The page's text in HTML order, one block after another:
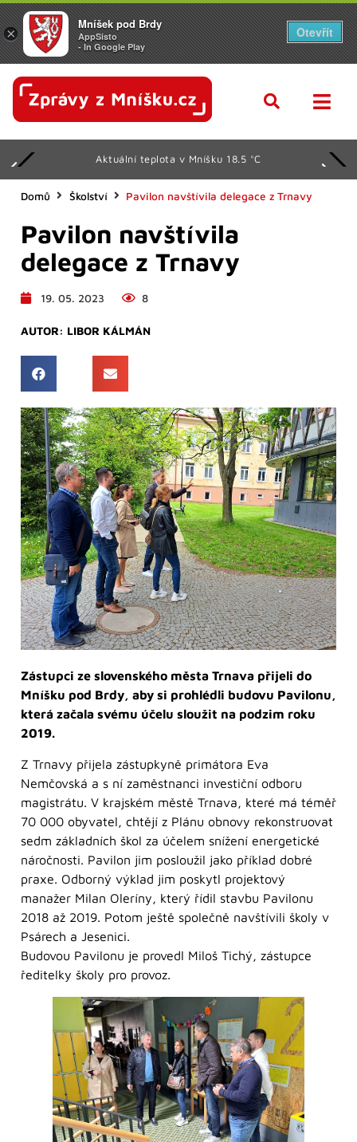
Aktuální teplota v Mníšku 18.5 °C
Domů Školství Pavilon navštívila delegace z Trnavy
Pavilon navštívila
delegace z Trnavy
19. 05. 2023 8
AUTOR: LIBOR KÁLMÁN
Zástupci ze slovenského města Trnava přijeli do
Mníšku pod Brdy, aby si prohlédli budovu Pavilonu,
která začala svému účelu sloužit na podzim roku
2019.
Z Trnavy přijela zástupkyně primátora Eva
Nemčovská a s ní zaměstnanci investiční odboru
magistrátu. V krajském městě Trnava, které má téměř
70 000 obyvatel, chtějí z Plánu obnovy rekonstruovat
sedm základních škol za účelem snížení energetické
náročnosti. Pavilon jim posloužil jako příklad dobré
praxe. Odborný výklad jim poskytl projektový
manažer Milan Oleríny, který řídil stavbu Pavilonu
2018 až 2019. Potom ještě společně navštívili školy v
Psárech a Jesenici.
Budovou Pavilonu je provedl Miloš Tichý, zástupce
ředitelky školy pro provoz.
×
Mníšek pod Brdy
AppSisto
- In Google Play
Otevřít